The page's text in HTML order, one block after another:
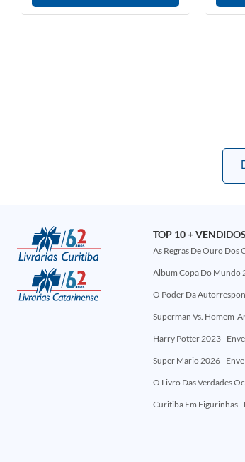
TOP 10 + VENDIDOS
As Regras De Ouro Dos
Álbum Copa Do Mundo
O Poder Da
Harry Potter 2023 -
Super Mario 2026 -
O Livro Das Verdades
Curitiba Em Figurinhas -